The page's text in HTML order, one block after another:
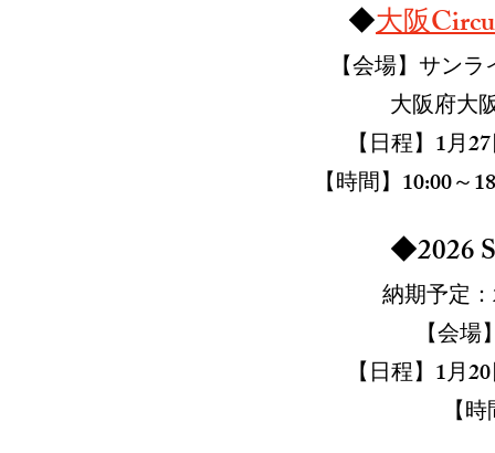
◆大阪
【会場】サン
大阪府大
【日程】1月27
【時間】10:00
◆2026
納期予定
【会
【日程】1月
【